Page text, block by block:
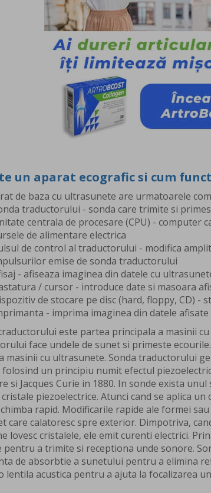
un aparat ecografic si cum
de baza cu ultrasunete are urmatoarele
traductorului - sonda care trimite si
centrala de procesare (CPU) - computer
de alimentare electrica
de control al traductorului - modifica
emise de sonda traductorului
- afiseaza imaginea din datele cu
/ cursor - introduce date si masoara
de stocare pe disc (hard, floppy, CD) -
- imprima imaginea din datele afisate
este partea principala a masinii
face undele de sunet si primeste
masinii cu ultrasunete. Sonda traductorului
un principiu numit efectul
si Jacques Curie in 1880. In sonde exista
piezoelectrice. Atunci cand se aplica
rapid. Modificarile rapide ale formei
care calatoresc spre exterior. Dimpotriva,
lovesc cristalele, ele emit curenti electrici.
a trimite si receptiona unde sonore.
de absorbtie a sunetului pentru a elimina
lentila acustica pentru a ajuta la focalizarea